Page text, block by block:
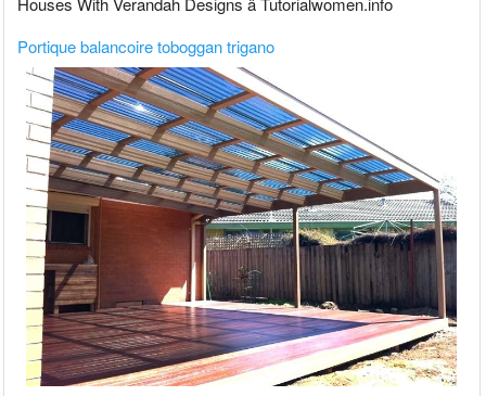
Portique balancoire toboggan trigano